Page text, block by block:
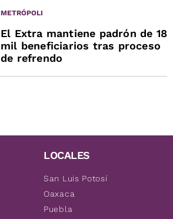
METRÓPOLI
El Extra mantiene padrón de 18
mil beneficiarios tras proceso
de refrendo
LOCALES
San Luis Potosí
Oaxaca
Puebla